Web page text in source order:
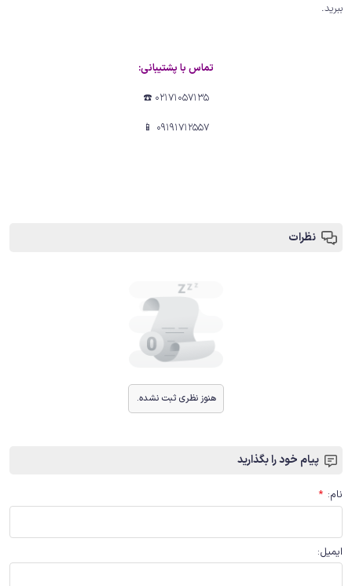
ببرید.
تماس با پشتیبانی:
02171057135 ☎️
09191712557 📱
نظرات
هنوز نظری ثبت نشده.
پیام خود را بگذارید
نام:
*
ایمیل: